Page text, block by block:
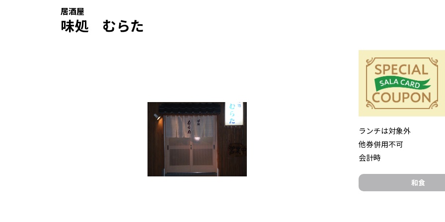
居酒屋
味処 むらた
特典内容
ランチは対象外
他券併用不可
会計時
和食